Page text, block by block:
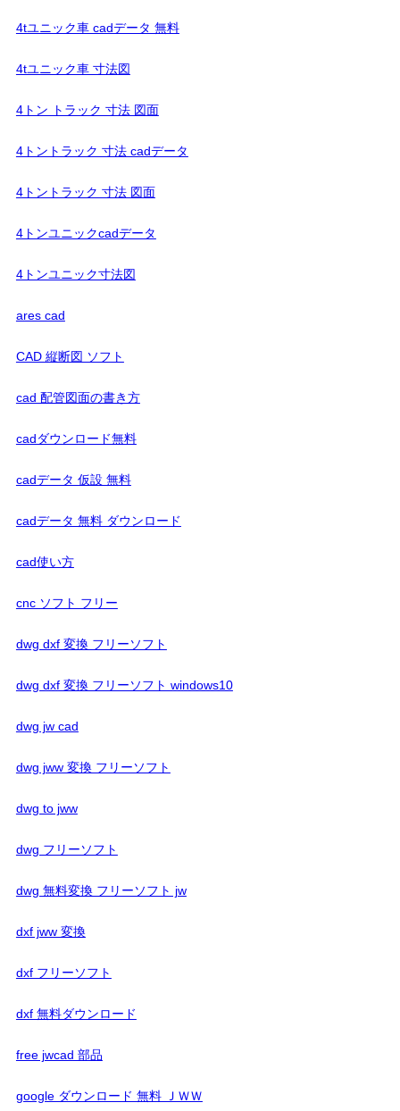
4tユニック車 cadデータ 無料
4tユニック車 寸法図
4トン トラック 寸法 図面
4トントラック 寸法 cadデータ
4トントラック 寸法 図面
4トンユニックcadデータ
4トンユニック寸法図
ares cad
CAD 縦断図 ソフト
cad 配管図面の書き方
cadダウンロード無料
cadデータ 仮設 無料
cadデータ 無料 ダウンロード
cad使い方
cnc ソフト フリー
dwg dxf 変換 フリーソフト
dwg dxf 変換 フリーソフト windows10
dwg jw cad
dwg jww 変換 フリーソフト
dwg to jww
dwg フリーソフト
dwg 無料変換 フリーソフト jw
dxf jww 変換
dxf フリーソフト
dxf 無料ダウンロード
free jwcad 部品
google ダウンロード 無料 ＪＷＷ